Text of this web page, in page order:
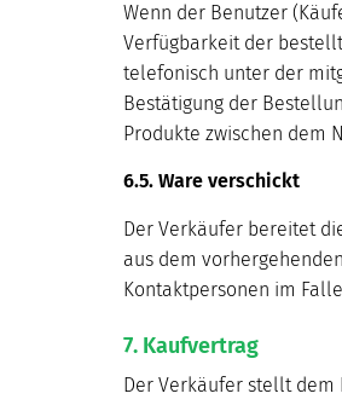
Wenn der Benutzer
Verfügbarkeit der
telefonisch unter der
Bestätigung der
Produkte zwischen dem
6.5. Ware verschickt
Der Verkäufer bereitet
aus dem
Kontaktpersonen im
7. Kaufvertrag
Der Verkäufer stellt dem